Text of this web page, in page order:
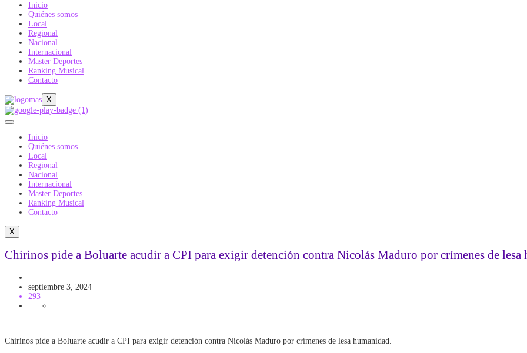
Inicio
Quiénes somos
Local
Regional
Nacional
Internacional
Master Deportes
Ranking Musical
Contacto
X
Inicio
Quiénes somos
Local
Regional
Nacional
Internacional
Master Deportes
Ranking Musical
Contacto
X
Chirinos pide a Boluarte acudir a CPI para exigir detención contra Nicolás Maduro por crímenes de lesa
septiembre 3, 2024
293
Chirinos pide a Boluarte acudir a CPI para exigir detención contra Nicolás Maduro por crímenes de lesa humanidad.